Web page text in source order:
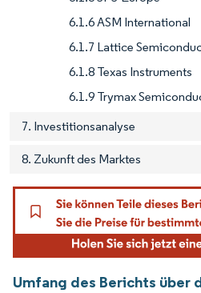
6.1.6 ASM International
6.1.7 Lattice
6.1.8 Texas Instruments
6.1.9 Trymax
7. Investitionsanalyse
8. Zukunft des Marktes
Umfang des Berichts über